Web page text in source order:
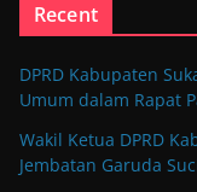
Recent
DPRD Kabupaten
Umum dalam Rapat
Wakil Ketua DPRD
Jembatan Garuda